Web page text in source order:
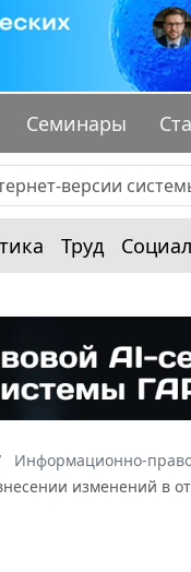
Семинары
Труд
Информационно-
изменений в